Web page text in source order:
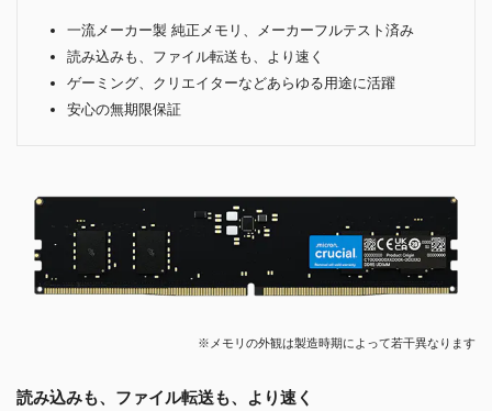
一流メーカー製 純正メモリ、メーカーフルテスト済み
読み込みも、ファイル転送も、より速く
ゲーミング、クリエイターなどあらゆる用途に活躍
安心の無期限保証
※メモリの外観は製造時期によって若干異なります
読み込みも、ファイル転送も、より速く